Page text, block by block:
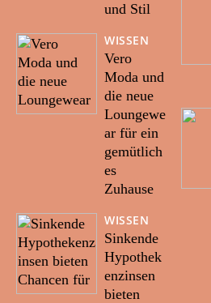
und Stil
WISSEN
Vero
Moda und
die neue
Loungewe
ar für ein
gemütlich
es
Zuhause
WISSEN
Sinkende
Hypothek
enzinsen
bieten